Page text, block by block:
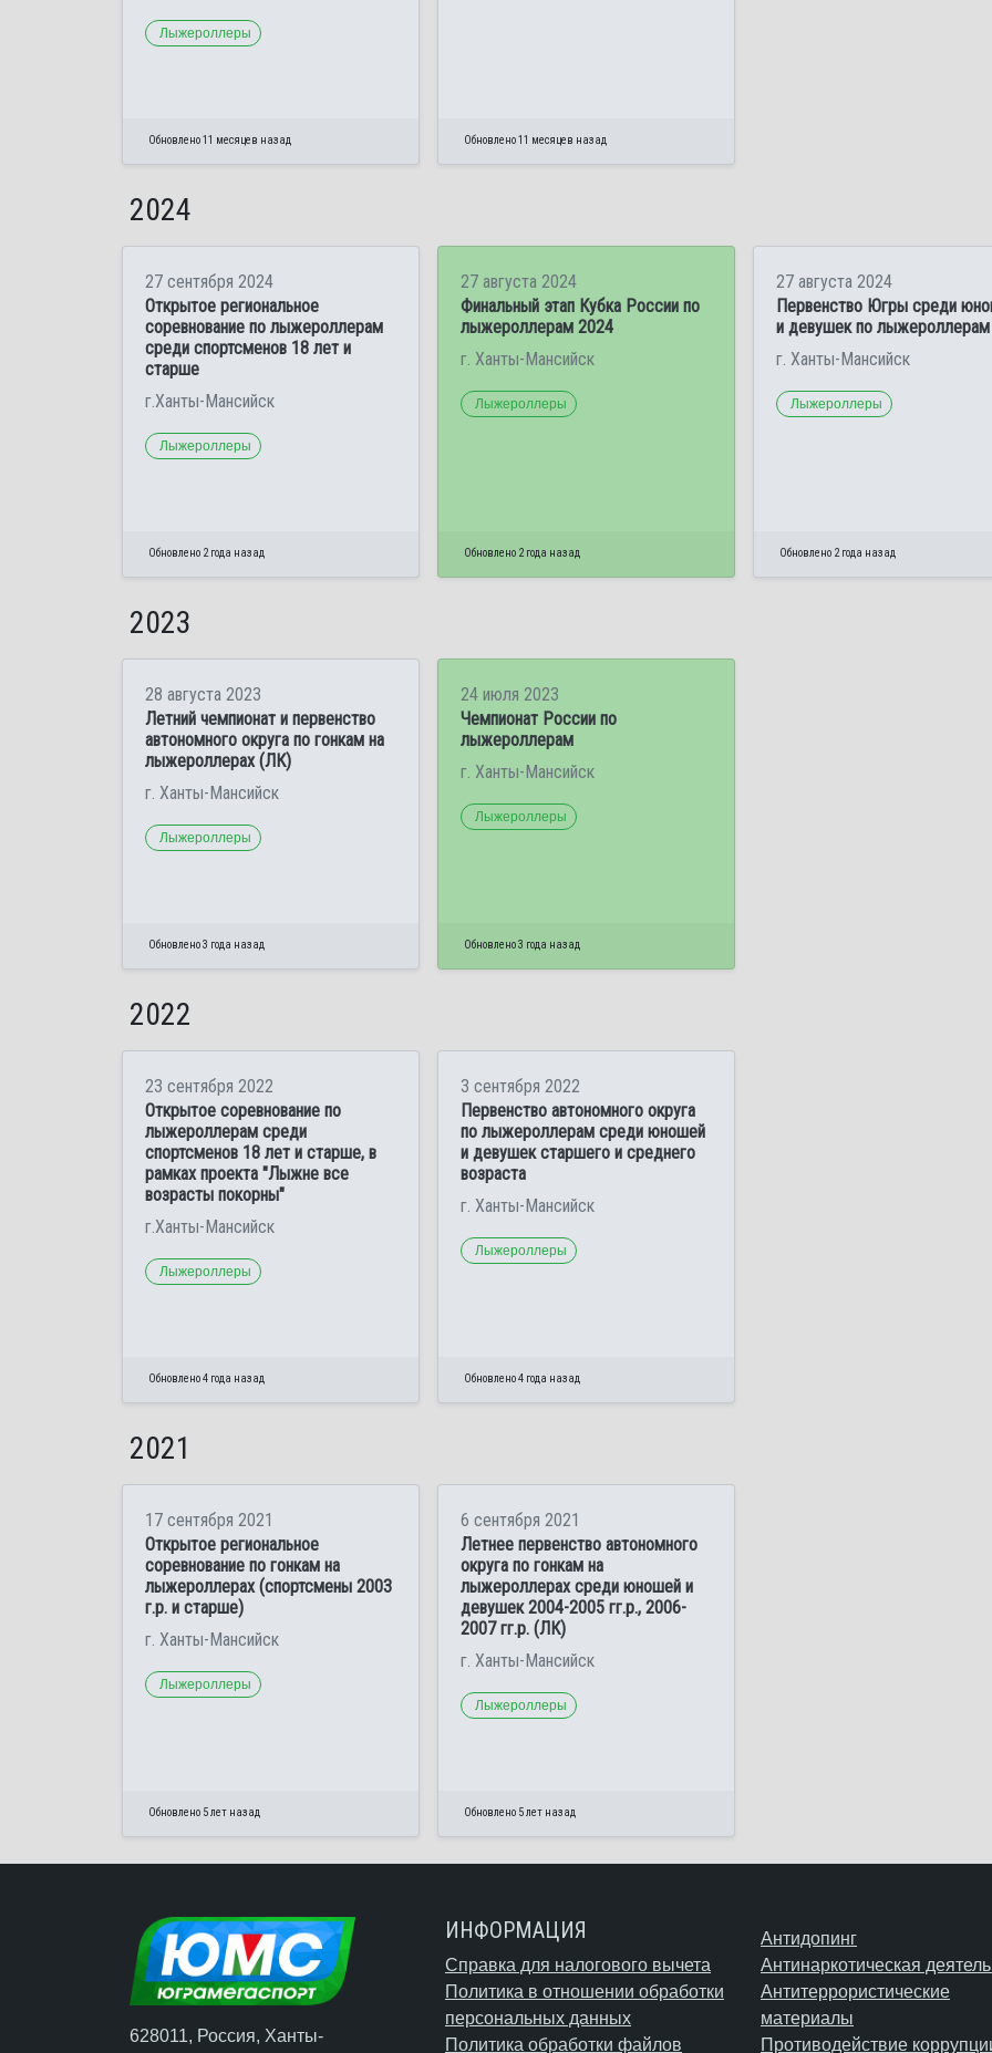
Лыжероллеры
Обновлено 11 месяцев назад Обновлено 11 месяцев назад
2024
27 сентября 2024
Открытое региональное
соревнование по лыжероллерам
среди спортсменов 18 лет и
старше
г.Ханты-Мансийск
Лыжероллеры
Обновлено 2 года назад
27 августа 2024
Финальный этап Кубка России по
лыжероллерам 2024
г. Ханты-Мансийск
Лыжероллеры
Обновлено 2 года назад
27 августа 2024
Первенство Югры среди
и девушек по лыжероллерам
г. Ханты-Мансийск
Лыжероллеры
Обновлено 2 года назад
2023
28 августа 2023
Летний чемпионат и первенство
автономного округа по гонкам на
лыжероллерах (ЛК)
г. Ханты-Мансийск
Лыжероллеры
Обновлено 3 года назад
24 июля 2023
Чемпионат России по
лыжероллерам
г. Ханты-Мансийск
Лыжероллеры
Обновлено 3 года назад
2022
23 сентября 2022
Открытое соревнование по
лыжероллерам среди
спортсменов 18 лет и старше, в
рамках проекта "Лыжне все
возрасты покорны"
г.Ханты-Мансийск
Лыжероллеры
Обновлено 4 года назад
3 сентября 2022
Первенство автономного округа
по лыжероллерам среди юношей
и девушек старшего и среднего
возраста
г. Ханты-Мансийск
Лыжероллеры
Обновлено 4 года назад
2021
17 сентября 2021
Открытое региональное
соревнование по гонкам на
лыжероллерах (спортсмены 2003
г.р. и старше)
г. Ханты-Мансийск
Лыжероллеры
Обновлено 5 лет назад
6 сентября 2021
Летнее первенство автономного
округа по гонкам на
лыжероллерах среди юношей и
девушек 2004-2005 гг.р., 2006-
2007 гг.р. (ЛК)
г. Ханты-Мансийск
Лыжероллеры
Обновлено 5 лет назад
628011, Россия, Ханты-
ИНФОРМАЦИЯ
Справка для налогового вычета
Политика в отношении обработки
персональных данных
Политика обработки файлов
Антидопинг
Антинаркотическая
Антитеррористические
материалы
Противодействие